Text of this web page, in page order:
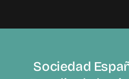
Sociedad